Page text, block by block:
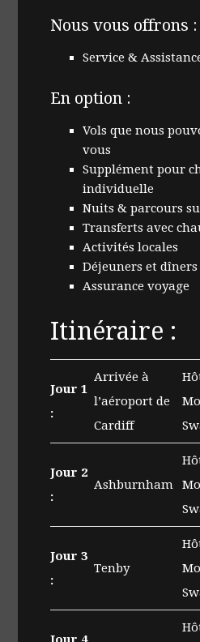
Nous vous offrons :
Service &
En option :
Vols que nous
vous
Supplément pour
individuelle
Nuits & parcours
Transferts avec
Activités locales
Déjeuners et dîners
Assurance voyage
Itinéraire :
Jour 1
:
Arrivée à
l’aéroport de
Cardiff
Jour 2
:
Ashburnham
Jour 3
:
Tenby